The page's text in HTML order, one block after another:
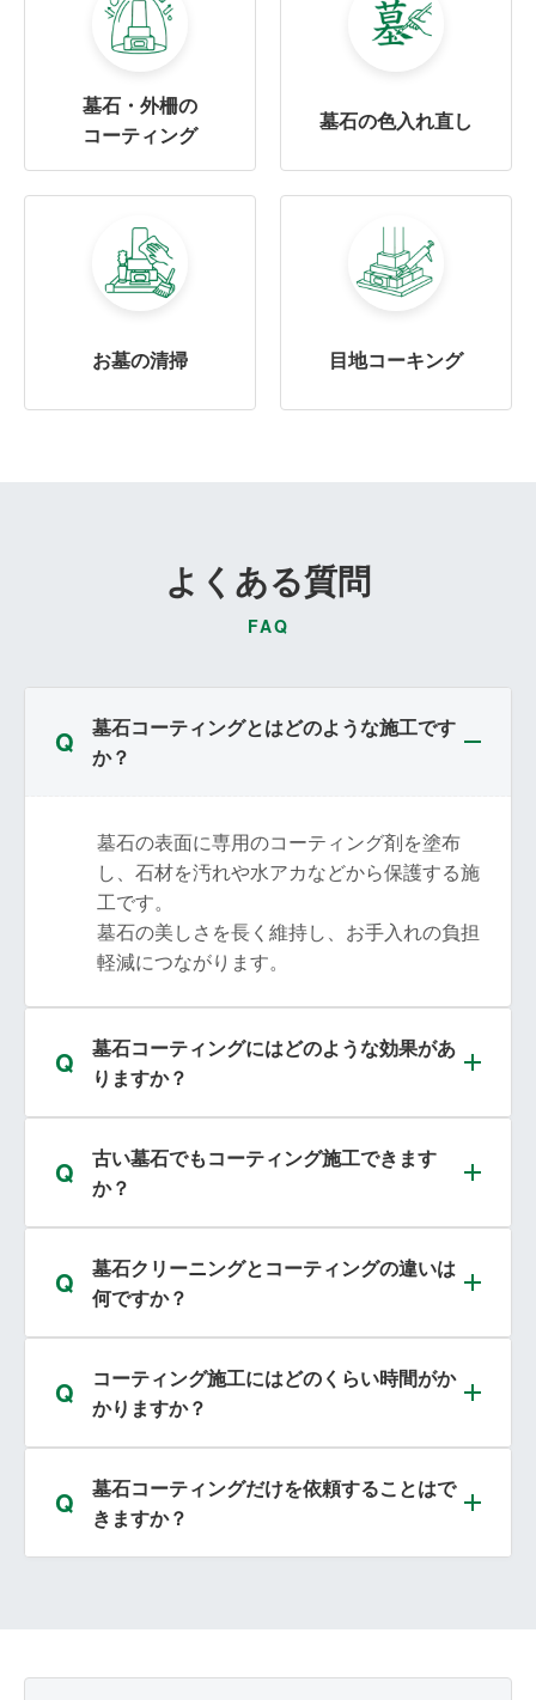
墓石・外柵の
コーティング
墓石の色入れ直し
お墓の清掃 目地コーキング
よくある質問
FAQ
墓石コーティングとはどのような施工です
か？
墓石の表面に専用のコーティング剤を塗布
し、石材を汚れや水アカなどから保護する施
工です。
墓石の美しさを長く維持し、お手入れの負担
軽減につながります。
墓石コーティングにはどのような効果があ
りますか？
古い墓石でもコーティング施工できます
か？
墓石クリーニングとコーティングの違いは
何ですか？
コーティング施工にはどのくらい時間がか
かりますか？
墓石コーティングだけを依頼することはで
きますか？